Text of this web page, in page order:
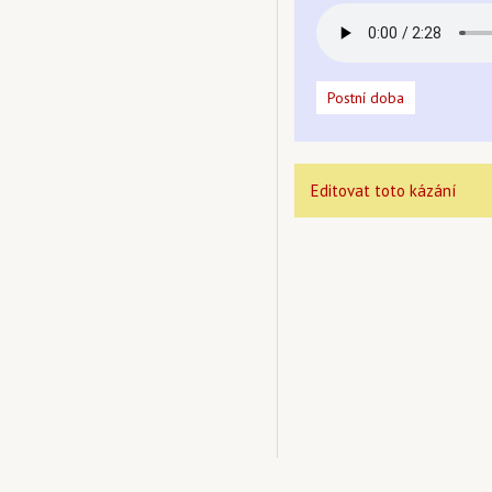
Postní doba
Editovat toto kázání